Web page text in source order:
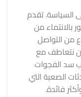
السياسة. تقدم
بالانتماء من
من التواصل
نتعاطف مع
سد الفجوات
الصعبة التي
فائدة.